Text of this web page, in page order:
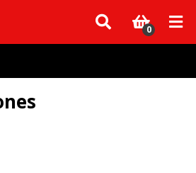
se může dodání dílů, které nejsou skladem,
Děkujeme za pochopení.
0